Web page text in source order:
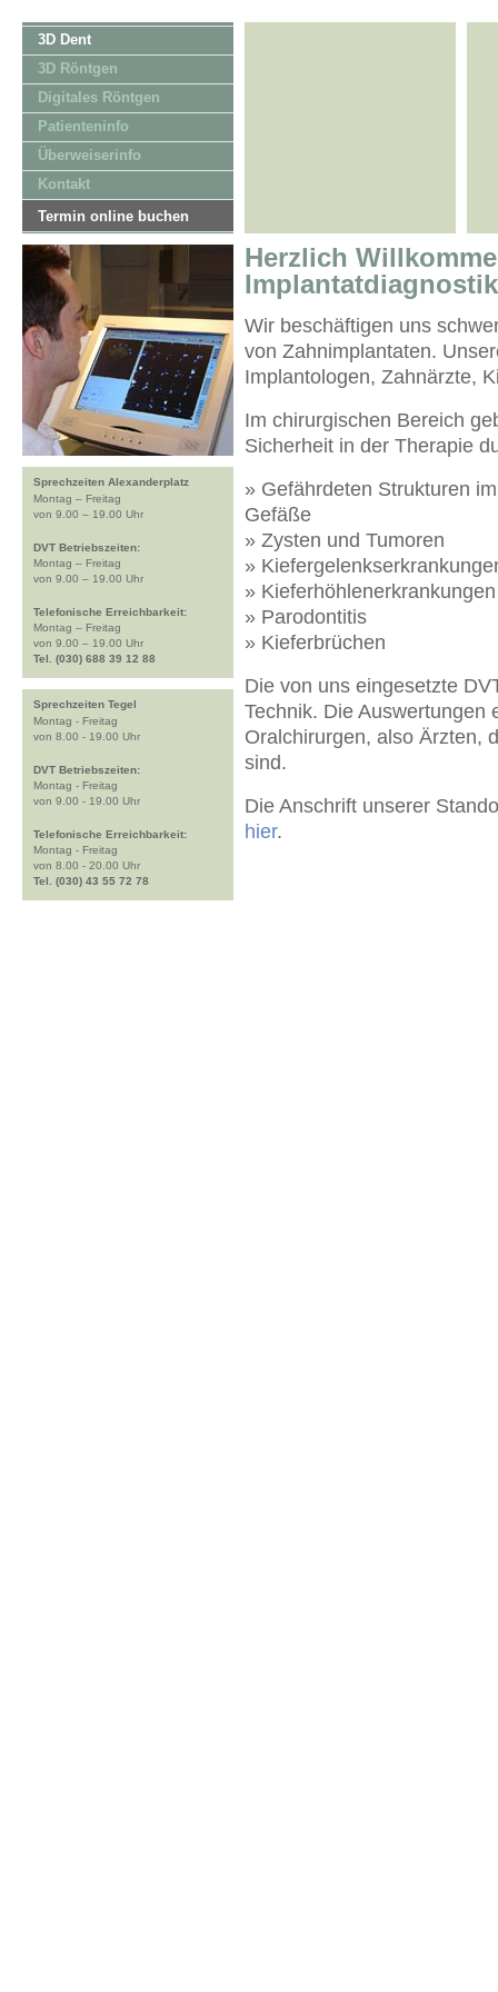
3D Dent
3D Röntgen
Digitales Röntgen
Patienteninfo
Überweiserinfo
Kontakt
Termin online buchen
Sprechzeiten Alexanderplatz
Montag – Freitag
von 9.00 – 19.00 Uhr
DVT Betriebszeiten:
Montag – Freitag
von 9.00 – 19.00 Uhr
Telefonische Erreichbarkeit:
Montag – Freitag
von 9.00 – 19.00 Uhr
Tel. (030) 688 39 12 88
Sprechzeiten Tegel
Montag - Freitag
von 8.00 - 19.00 Uhr
DVT Betriebszeiten:
Montag - Freitag
von 9.00 - 19.00 Uhr
Telefonische Erreichbarkeit:
Montag - Freitag
von 8.00 - 20.00 Uhr
Tel. (030) 43 55 72 78
Herzlich
Wir beschäftigen uns
von Zahnimplantaten.
Implantologen, Zahnärzte,
Im chirurgischen Bereich
Sicherheit in der Therapie
» Gefährdeten Strukturen
Gefäße
» Zysten und Tumoren
»
» Kieferhöhlenerkrankungen
» Parodontitis
» Kieferbrüchen
Die von uns eingesetzte
Technik. Die Auswertungen
Oralchirurgen, also Ärzten,
sind.
Die Anschrift unserer
hier.